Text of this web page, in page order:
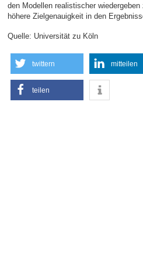
den Modellen realistischer
höhere Zielgenauigkeit in den
Quelle: Universität zu Köln
twittern mitteilen
teilen